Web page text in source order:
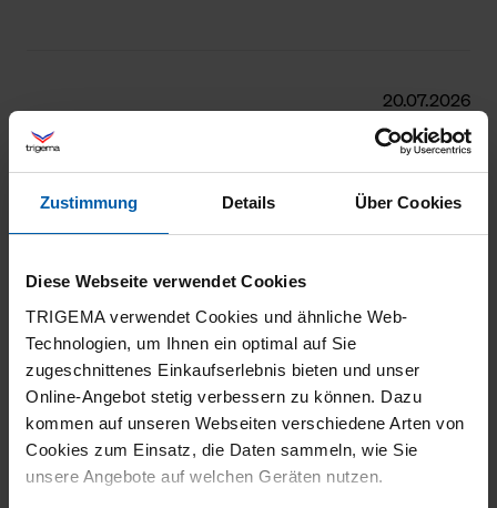
Zustimmung Details Über Cookies
Diese Webseite verwendet Cookies
TRIGEMA verwendet Cookies und ähnliche Web-
Technologien, um Ihnen ein optimal auf Sie
zugeschnittenes Einkaufserlebnis bieten und unser
Online-Angebot stetig verbessern zu können. Dazu
kommen auf unseren Webseiten verschiedene Arten von
Cookies zum Einsatz, die Daten sammeln, wie Sie
unsere Angebote auf welchen Geräten nutzen.
20.07.2026
Tolles Shirt, tolle Qualität!
4
Homewear